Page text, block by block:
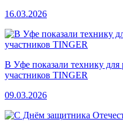
16.03.2026
В Уфе показали технику
участников TINGER
09.03.2026